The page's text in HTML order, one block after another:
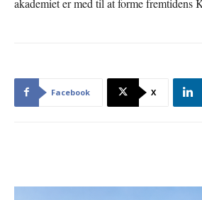
akademiet er med til at forme fremtidens
Facebook X